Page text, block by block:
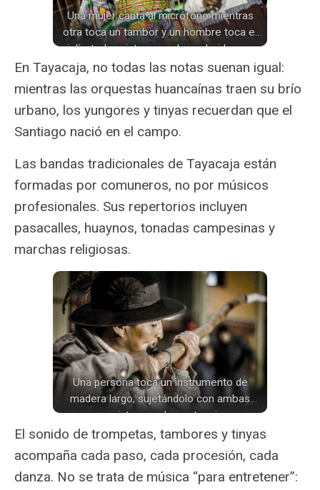
Una mujer canta al micrófono mientras
otra toca un tambor y un hombre toca el
violín; todas visten prendas coloridas con
bordados florales y una faja tejida; la
escena se desarrolla al aire libre durante la
noche en Tayacaja.
En Tayacaja, no todas las notas suenan igual:
mientras las orquestas huancaínas traen su brío
urbano, los yungores y tinyas recuerdan que el
Santiago nació en el campo.
Las bandas tradicionales de Tayacaja están
formadas por comuneros, no por músicos
profesionales. Sus repertorios incluyen
pasacalles, huaynos, tonadas campesinas y
marchas religiosas.
Una persona toca un instrumento de
madera largo, sujetándolo con ambas
manos; viste una chaqueta gris y un
sombrero negro adornado con plumas,
mientras observa a otras personas en un
entorno nocturno.
El sonido de trompetas, tambores y tinyas
acompaña cada paso, cada procesión, cada
danza. No se trata de música “para entretener”: